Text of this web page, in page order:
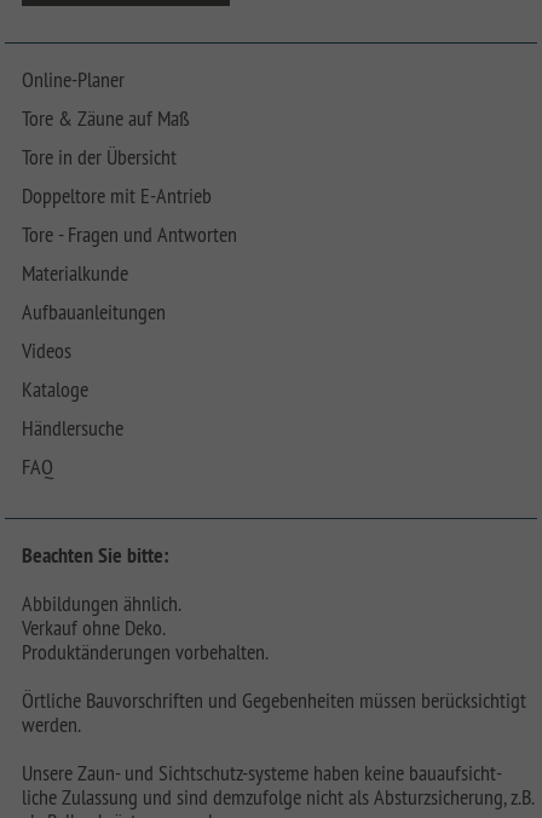
Online-Planer
Tore & Zäune auf Maß
Tore in der Übersicht
Doppeltore mit E-Antrieb
Tore - Fragen und Antworten
Materialkunde
Aufbauanleitungen
Videos
Kataloge
Händlersuche
FAQ
Beachten Sie bitte:
Abbildungen ähnlich.
Verkauf ohne Deko.
Produktänderungen vorbehalten.
Örtliche Bauvorschriften und Gegebenheiten müssen berücksichtigt
werden.
Unsere Zaun- und Sichtschutz-systeme haben keine bauaufsicht-
liche Zulassung und sind demzufolge nicht als Absturzsicherung, z.B.